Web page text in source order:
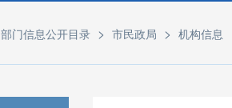
部门信息公开目录 > 市民政局 > 机构信息